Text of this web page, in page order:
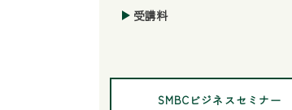
受講料
SMBCビジネスセミナー